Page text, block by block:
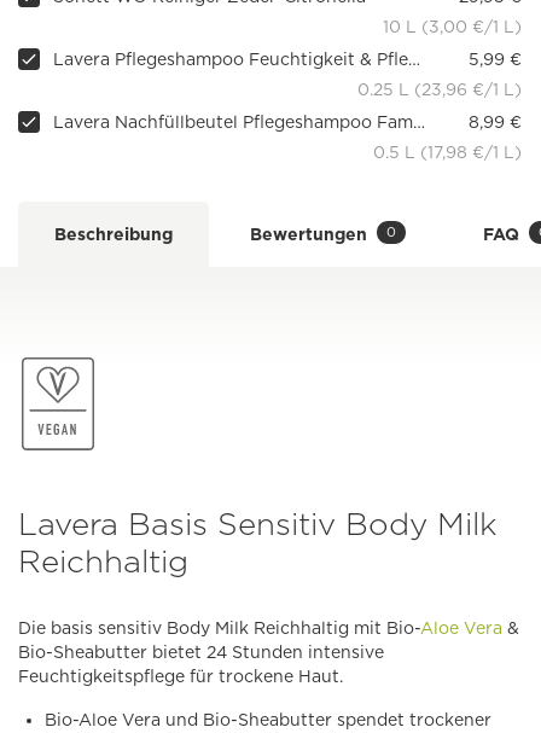
10 L (3,00 €/1 L)
Lavera Pflegeshampoo Feuchtigkeit & Pflege
5,99 €
0.25 L (23,96 €/1 L)
Lavera Nachfüllbeutel Pflegeshampoo Family
8,99 €
0.5 L (17,98 €/1 L)
Beschreibung Bewertungen 0 FAQ
Lavera Basis Sensitiv Body Milk
Reichhaltig
Die basis sensitiv Body Milk Reichhaltig mit Bio-Aloe Vera &
Bio-Sheabutter bietet 24 Stunden intensive
Feuchtigkeitspflege für trockene Haut.
Bio-Aloe Vera und Bio-Sheabutter spendet trockener